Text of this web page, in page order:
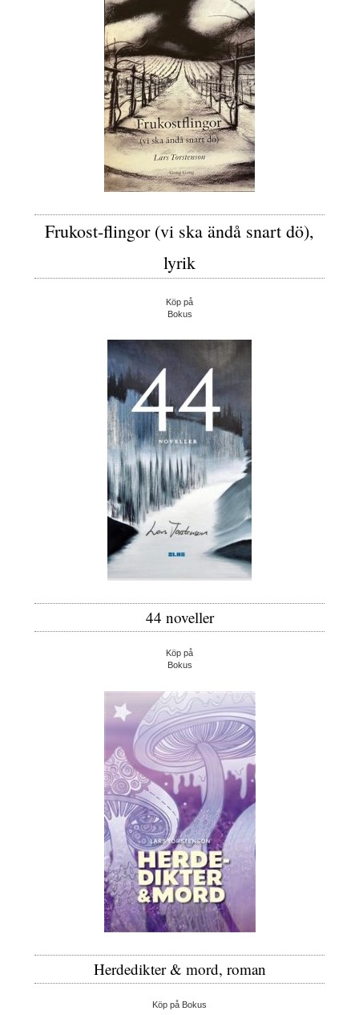
Frukost-flingor (vi ska ändå snart dö),
lyrik
Köp på
Bokus
44 noveller
Köp på
Bokus
Herdedikter & mord, roman
Köp på Bokus